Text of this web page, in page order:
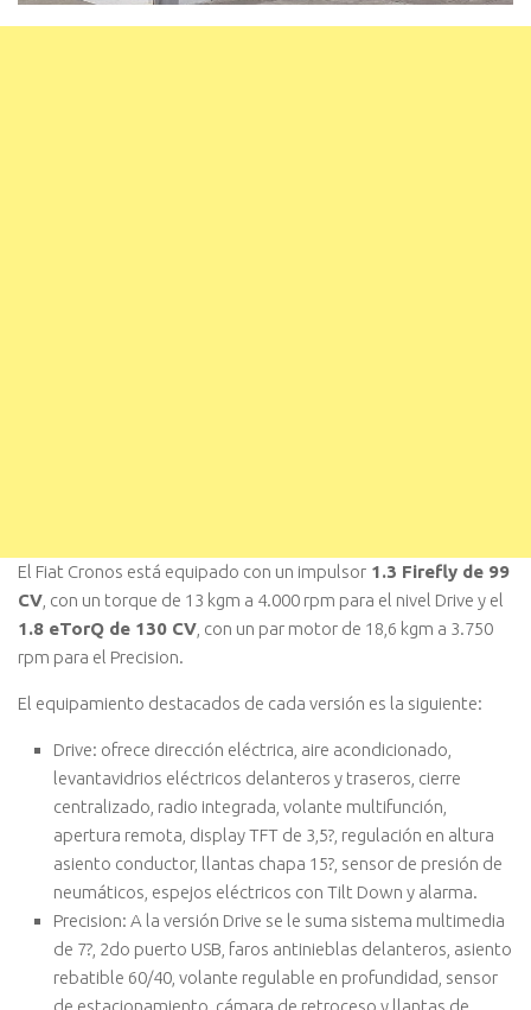
El Fiat Cronos está equipado con un impulsor 1.3 Firefly de 99
CV , con un torque de 13 kgm a 4.000 rpm para el nivel Drive y el
1.8 eTorQ de 130 CV , con un par motor de 18,6 kgm a 3.750
rpm para el Precision.
El equipamiento destacados de cada versión es la siguiente:
Drive: ofrece dirección eléctrica, aire acondicionado,
levantavidrios eléctricos delanteros y traseros, cierre
centralizado, radio integrada, volante multifunción,
apertura remota, display TFT de 3,5?, regulación en altura
asiento conductor, llantas chapa 15?, sensor de presión de
neumáticos, espejos eléctricos con Tilt Down y alarma.
Precision: A la versión Drive se le suma sistema multimedia
de 7?, 2do puerto USB, faros antinieblas delanteros, asiento
rebatible 60/40, volante regulable en profundidad, sensor